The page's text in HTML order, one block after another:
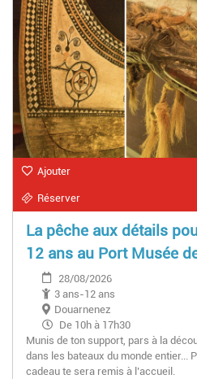
Ajouter
Réserver
La pêche aux détails
12 ans au Port Musée
28/08/2026
3 ans-12 ans
Douarnenez
De 10h à 17h30
Munis de ton support, pars à la
dans les bateaux du monde entier...
cadeau te sera remis à l’accueil.